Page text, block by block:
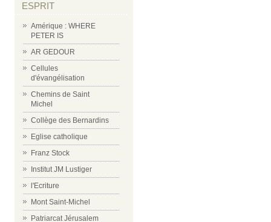
ESPRIT
Amérique : WHERE
PETER IS
AR GEDOUR
Cellules
d'évangélisation
Chemins de Saint
Michel
Collège des Bernardins
Eglise catholique
Franz Stock
Institut JM Lustiger
l'Ecriture
Mont Saint-Michel
Patriarcat Jérusalem